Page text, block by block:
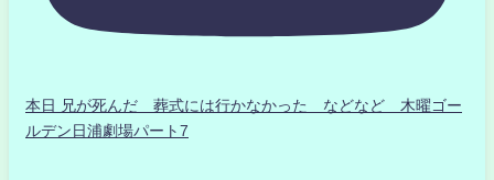
本日 兄が死んだ 葬式には行かなかった などなど 木曜ゴー
ルデン日浦劇場パート7